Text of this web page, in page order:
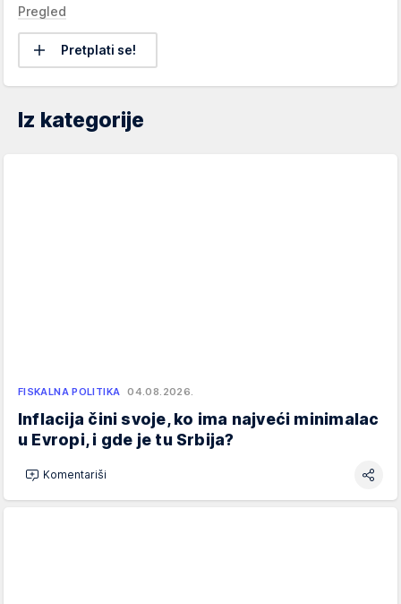
Pregled
Pretplati se!
Iz kategorije
FISKALNA POLITIKA 04.08.2026.
Inflacija čini svoje, ko ima najveći minimalac
u Evropi, i gde je tu Srbija?
Komentariši